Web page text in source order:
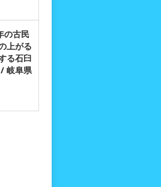
の古民
上がる
る石臼
岐阜県